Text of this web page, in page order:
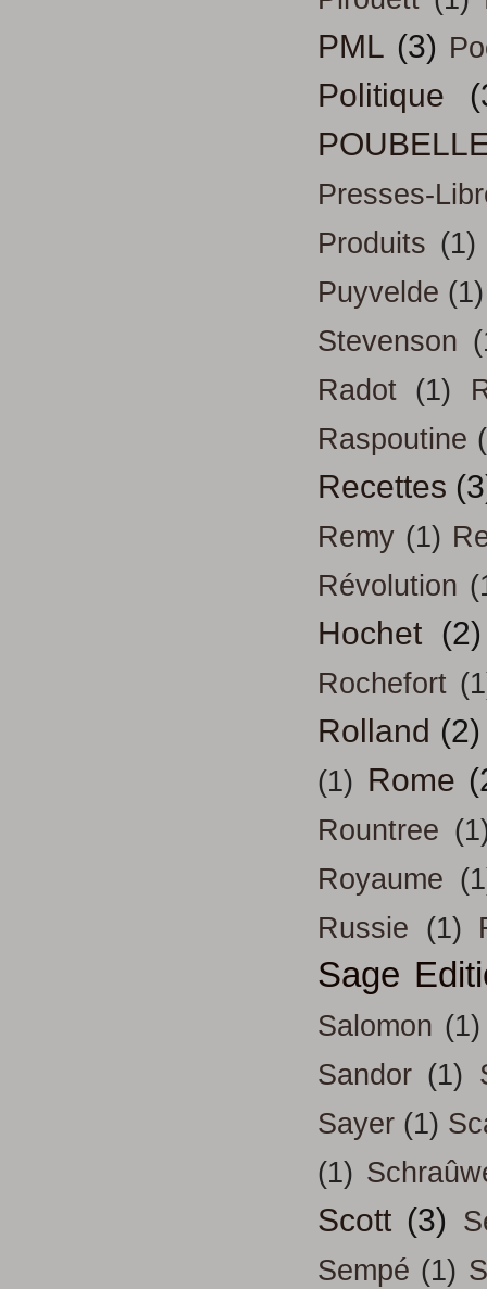
PML (3)
Politique
Presses-
Produits (1)
Puyvelde (1)
Stevenson
Radot (1)
Raspoutine
Recettes
Remy (1)
Révolution
Hochet (2)
Rochefort
Rolland (2)
(1) Rome
Rountree
Royaume
Russie (1)
Sage
Salomon (1)
Sandor (1)
Sayer (1)
(1)
Scott (3)
Sempé (1)